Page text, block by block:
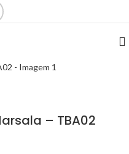
– TBA02